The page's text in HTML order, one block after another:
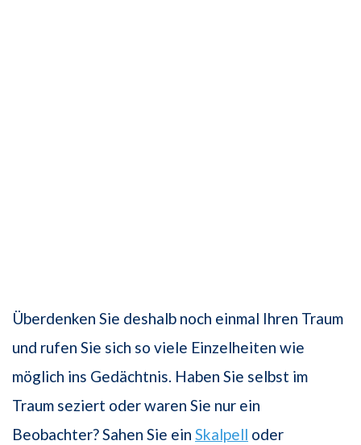
Überdenken Sie deshalb noch einmal Ihren Traum
und rufen Sie sich so viele Einzelheiten wie
möglich ins Gedächtnis. Haben Sie selbst im
Traum seziert oder waren Sie nur ein
Beobachter? Sahen Sie ein Skalpell oder